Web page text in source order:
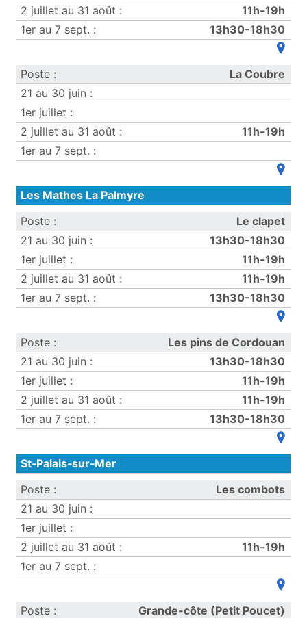
11h-19h
13h30-18h30
La Coubre
11h-19h
Les Mathes La Palmyre
Le clapet
13h30-18h30
11h-19h
11h-19h
13h30-18h30
Les pins de Cordouan
13h30-18h30
11h-19h
11h-19h
13h30-18h30
St‑Palais‑sur‑Mer
Les combots
11h-19h
Grande-côte (Petit Poucet)